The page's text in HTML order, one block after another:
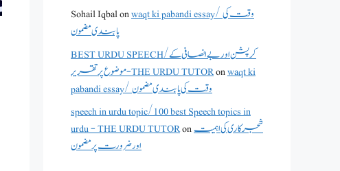
Sohail Iqbalonwaqt ki pabandi essay/ وقت کی
پابندی مضمون
BEST URDU SPEECH/کرپشن اور بے انصافی کے
موضوع پر تقریر - THE URDU TUTORonwaqt ki
pabandi essay/ وقت کی پابندی مضمون
speech in urdu topic/100 best Speech topics in
urdu - THE URDU TUTORonشجرکاری کی اہمیت
اور ضرورت پر مضمون